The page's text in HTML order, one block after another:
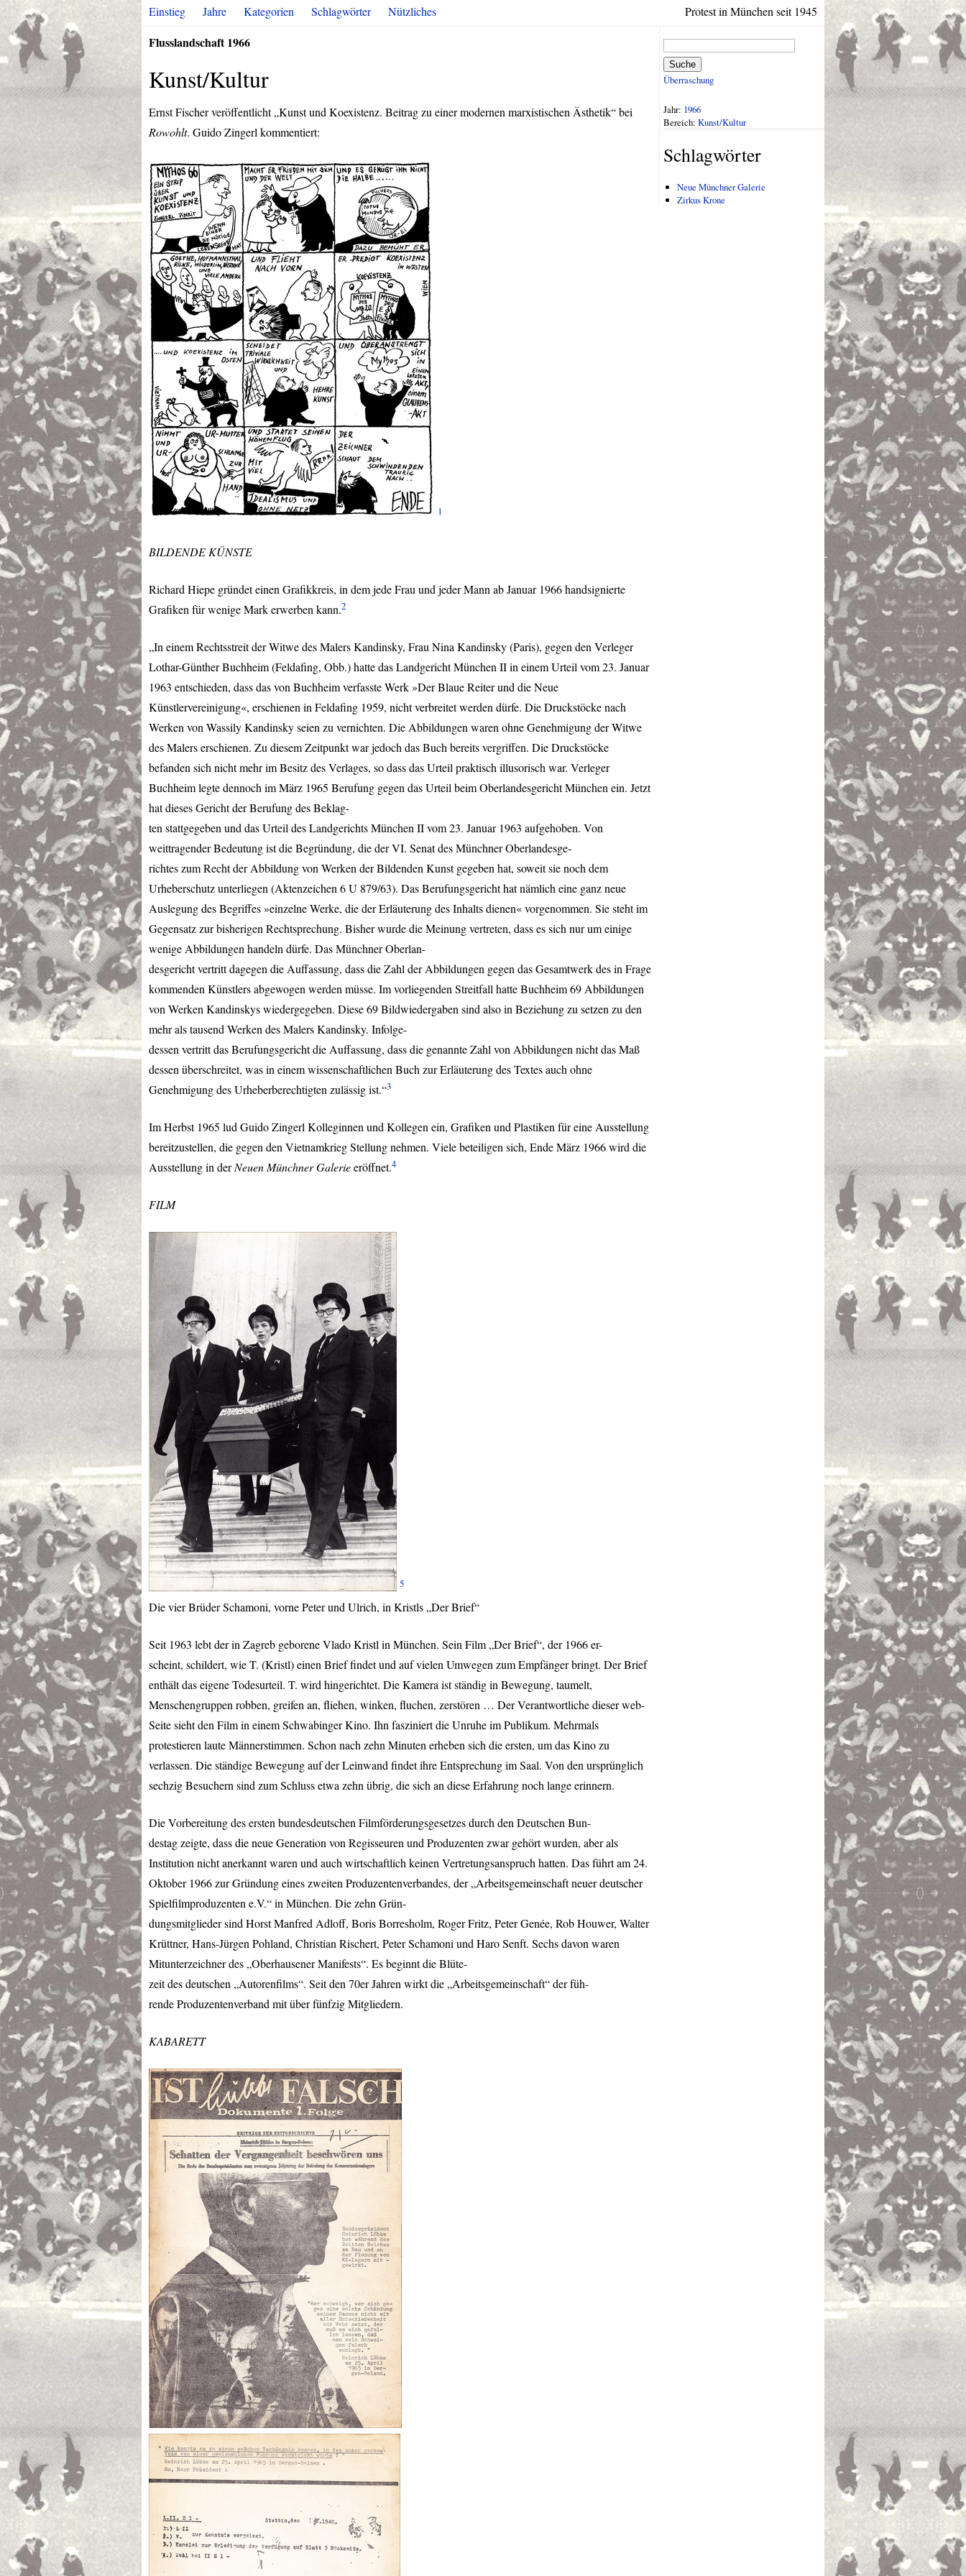
Protest in München seit 1945
Einstieg Jahre Kategorien Schlagwörter Nützliches
Flusslandschaft 1966
Kunst/Kultur
Ernst Fischer veröffentlicht „Kunst und Koexistenz. Beitrag zu einer modernen marxistischen Ästhetik“ bei
Rowohlt. Guido Zingerl kommentiert:
1
BILDENDE KÜNSTE
Richard Hiepe gründet einen Grafikkreis, in dem jede Frau und jeder Mann ab Januar 1966 handsignierte
Grafiken für wenige Mark erwerben kann.2
„In einem Rechtsstreit der Witwe des Malers Kandinsky, Frau Nina Kandinsky (Paris), gegen den Verleger
Lothar-Günther Buchheim (Feldafing, Obb.) hatte das Landgericht München II in einem Urteil vom 23. Januar
1963 entschieden, dass das von Buchheim verfasste Werk »Der Blaue Reiter und die Neue
Künstlervereinigung«, erschienen in Feldafing 1959, nicht verbreitet werden dürfe. Die Druckstöcke nach
Werken von Wassily Kandinsky seien zu vernichten. Die Abbildungen waren ohne Genehmigung der Witwe
des Malers erschienen. Zu diesem Zeitpunkt war jedoch das Buch bereits vergriffen. Die Druckstöcke
befanden sich nicht mehr im Besitz des Verlages, so dass das Urteil praktisch illusorisch war. Verleger
Buchheim legte dennoch im März 1965 Berufung gegen das Urteil beim Oberlandesgericht München ein. Jetzt
hat dieses Gericht der Berufung des Beklag-
ten stattgegeben und das Urteil des Landgerichts München II vom 23. Januar 1963 aufgehoben. Von
weittragender Bedeutung ist die Begründung, die der VI. Senat des Münchner Oberlandesge-
richtes zum Recht der Abbildung von Werken der Bildenden Kunst gegeben hat, soweit sie noch dem
Urheberschutz unterliegen (Aktenzeichen 6 U 879/63). Das Berufungsgericht hat nämlich eine ganz neue
Auslegung des Begriffes »einzelne Werke, die der Erläuterung des Inhalts dienen« vorgenommen. Sie steht im
Gegensatz zur bisherigen Rechtsprechung. Bisher wurde die Meinung vertreten, dass es sich nur um einige
wenige Abbildungen handeln dürfe. Das Münchner Oberlan-
desgericht vertritt dagegen die Auffassung, dass die Zahl der Abbildungen gegen das Gesamtwerk des in Frage
kommenden Künstlers abgewogen werden müsse. Im vorliegenden Streitfall hatte Buchheim 69 Abbildungen
von Werken Kandinskys wiedergegeben. Diese 69 Bildwiedergaben sind also in Beziehung zu setzen zu den
mehr als tausend Werken des Malers Kandinsky. Infolge-
dessen vertritt das Berufungsgericht die Auffassung, dass die genannte Zahl von Abbildungen nicht das Maß
dessen überschreitet, was in einem wissenschaftlichen Buch zur Erläuterung des Textes auch ohne
Genehmigung des Urheberberechtigten zulässig ist.“3
Im Herbst 1965 lud Guido Zingerl Kolleginnen und Kollegen ein, Grafiken und Plastiken für eine Ausstellung
bereitzustellen, die gegen den Vietnamkrieg Stellung nehmen. Viele beteiligen sich, Ende März 1966 wird die
Ausstellung in derNeuen Münchner Galerieeröffnet.4
FILM
5
Die vier Brüder Schamoni, vorne Peter und Ulrich, in Kristls „Der Brief“
Seit 1963 lebt der in Zagreb geborene Vlado Kristl in München. Sein Film „Der Brief“, der 1966 er-
scheint, schildert, wie T. (Kristl) einen Brief findet und auf vielen Umwegen zum Empfänger bringt. Der Brief
enthält das eigene Todesurteil. T. wird hingerichtet. Die Kamera ist ständig in Bewegung, taumelt,
Menschengruppen robben, greifen an, fliehen, winken, fluchen, zerstören … Der Verantwortliche dieser web-
Seite sieht den Film in einem Schwabinger Kino. Ihn fasziniert die Unruhe im Publikum. Mehrmals
protestieren laute Männerstimmen. Schon nach zehn Minuten erheben sich die ersten, um das Kino zu
verlassen. Die ständige Bewegung auf der Leinwand findet ihre Entsprechung im Saal. Von den ursprünglich
sechzig Besuchern sind zum Schluss etwa zehn übrig, die sich an diese Erfahrung noch lange erinnern.
Die Vorbereitung des ersten bundesdeutschen Filmförderungsgesetzes durch den Deutschen Bun-
destag zeigte, dass die neue Generation von Regisseuren und Produzenten zwar gehört wurden, aber als
Institution nicht anerkannt waren und auch wirtschaftlich keinen Vertretungsanspruch hatten. Das führt am 24.
Oktober 1966 zur Gründung eines zweiten Produzentenverbandes, der „Arbeitsgemeinschaft neuer deutscher
Spielfilmproduzenten e.V.“ in München. Die zehn Grün-
dungsmitglieder sind Horst Manfred Adloff, Boris Borresholm, Roger Fritz, Peter Genée, Rob Houwer, Walter
Krüttner, Hans-Jürgen Pohland, Christian Rischert, Peter Schamoni und Haro Senft. Sechs davon waren
Mitunterzeichner des „Oberhausener Manifests“. Es beginnt die Blüte-
zeit des deutschen „Autorenfilms“. Seit den 70er Jahren wirkt die „Arbeitsgemeinschaft“ der füh-
rende Produzentenverband mit über fünfzig Mitgliedern.
KABARETT
Suche
Überraschung
Jahr: 1966
Bereich: Kunst/Kultur
Schlagwörter
Neue Münchner Galerie
Zirkus Krone